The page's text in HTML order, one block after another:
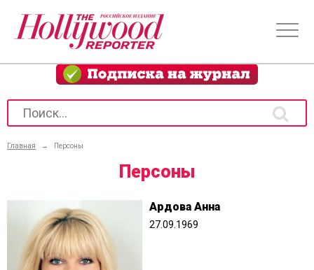
Главная → Персоны
Персоны
Ардова Анна
27.09.1969